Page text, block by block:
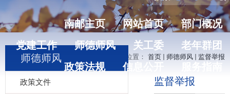
南邮主页 网站首页
部门概况
党建工作
师德师风 关工委
老年群团
政策法规
信息公开
师德师风
政策文件
当前位置： 首页 师德师风 监督举报
监督举报